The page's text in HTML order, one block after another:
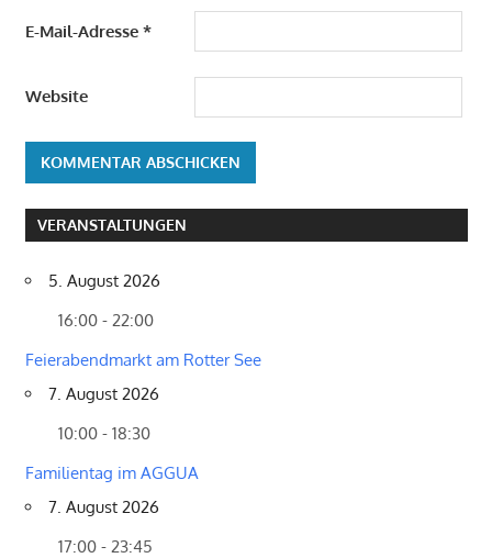
E-Mail-Adresse *
Website
VERANSTALTUNGEN
5. August 2026
16:00 - 22:00
Feierabendmarkt am Rotter See
7. August 2026
10:00 - 18:30
Familientag im AGGUA
7. August 2026
17:00 - 23:45